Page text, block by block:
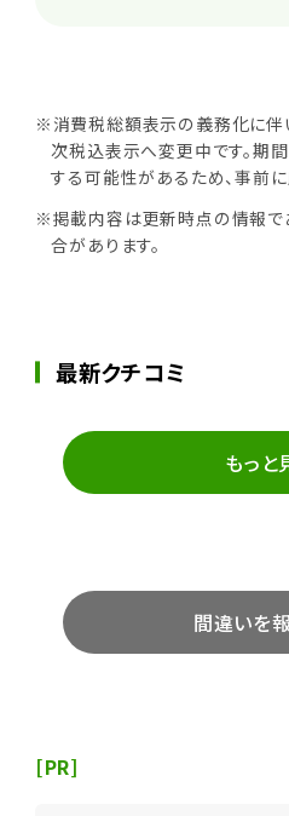
※消費税総額表示の義務化に伴
次税込表示へ変更中です。期
する可能性があるため、事前
※掲載内容は更新時点の情報で
合があります。
最新クチコミ
もっと
間違いを
[PR]